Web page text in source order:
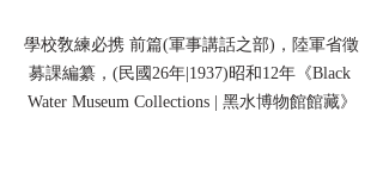
學校敎練必携 前篇(軍事講話之部)，陸軍省徵
募課編纂，(民國26年|1937)昭和12年《Black
Water Museum Collections | 黑水博物館館藏》